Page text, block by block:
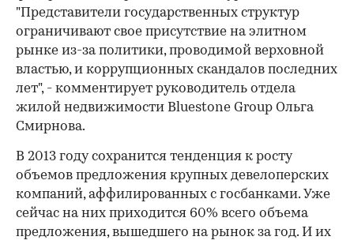
"Представители государственных структур
ограничивают свое присутствие на элитном
рынке из-за политики, проводимой верховной
властью, и коррупционных скандалов последних
лет", - комментирует руководитель отдела
жилой недвижимости Bluestone Group Ольга
Смирнова.
В 2013 году сохранится тенденция к росту
объемов предложения крупных девелоперских
компаний, аффилированных с госбанками. Уже
сейчас на них приходится 60% всего объема
предложения, вышедшего на рынок за год. И их